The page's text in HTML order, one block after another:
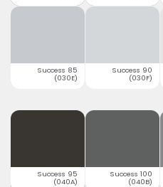
Success 85
(030E)
Success 90
(030F)
Success 95
(040A)
Success 100
(040B)